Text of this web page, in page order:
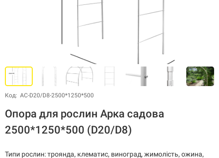
Код: АС-D20/D8-2500*1250*500
Опора для рослин Арка садова
2500*1250*500 (D20/D8)
Типи рослин: троянда, клематис, виноград, жимолість, ожина,